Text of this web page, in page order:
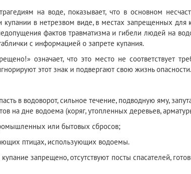
на воде, показывает, что в основном
в нетрезвом виде, в местах запрещенных для
фактов травматизма и гибели людей на
с информацией о запрете купания.
означает, что это место не соответствует
этот знак и подвергают свою жизнь опасности.
в водоворот, сильное течение, подводную яму,
на дне водоема (коряг, утопленных деревьев,
или бытовых сбросов;
птицах, использующих водоемы.
запрещено, отсутствуют посты спасателей,